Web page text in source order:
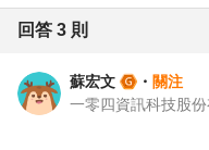
回答 3 則
蘇宏文 ・ 關注